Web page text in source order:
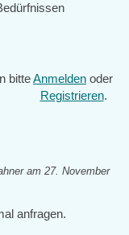
bitteAnmelden oder
Registrieren.
am 27. November
anfragen.